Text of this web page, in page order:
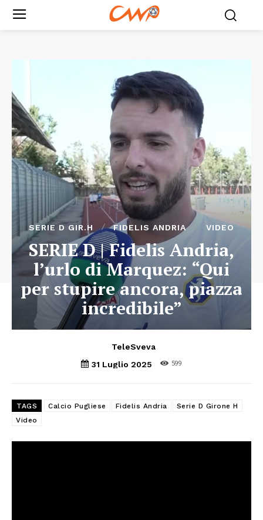
SERIE D GIR.H FIDELIS ANDRIA VIDEO
SERIE D | Fidelis Andria,
l’urlo di Marquez: “Qui
per stupire ancora, piazza
incredibile”
TeleSveva
31 Luglio 2025
599
TAGS Calcio Pugliese Fidelis Andria
Serie D Girone H
Video